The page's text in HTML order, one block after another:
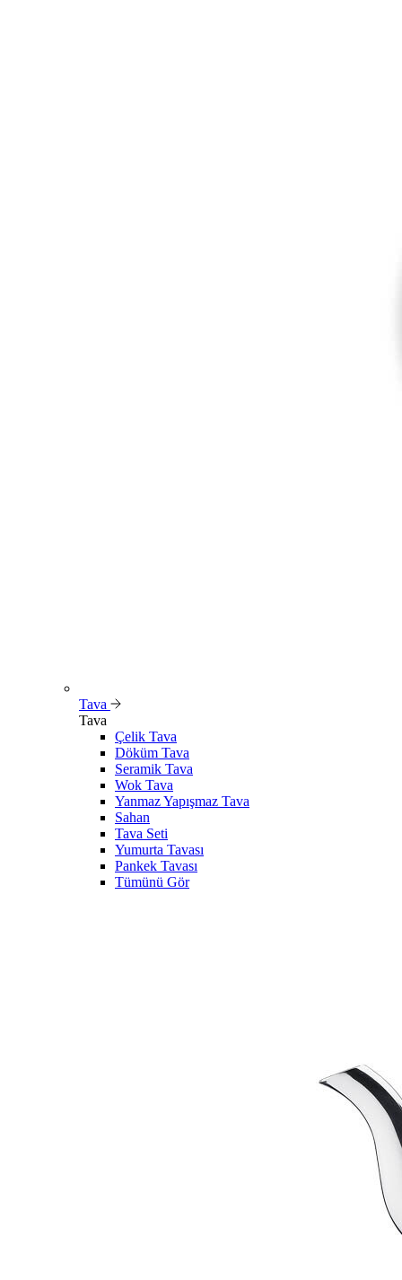
Tava
Tava
Çelik Tava
Döküm Tava
Seramik Tava
Wok Tava
Yanmaz Yapışmaz Tava
Sahan
Tava Seti
Yumurta Tavası
Pankek Tavası
Tümünü Gör